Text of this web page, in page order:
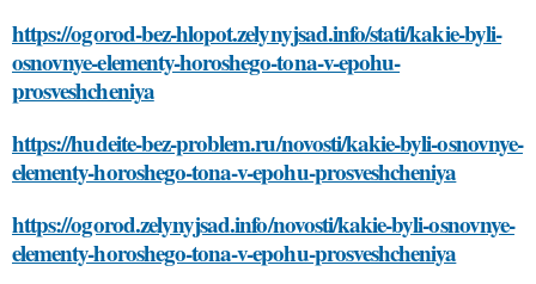
https://ogorod-bez-hlopot.zelynyjsad.info/stati/kakie-byli-
osnovnye-elementy-horoshego-tona-v-epohu-
prosveshcheniya
https://hudeite-bez-problem.ru/novosti/kakie-byli-osnovnye-
elementy-horoshego-tona-v-epohu-prosveshcheniya
https://ogorod.zelynyjsad.info/novosti/kakie-byli-osnovnye-
elementy-horoshego-tona-v-epohu-prosveshcheniya